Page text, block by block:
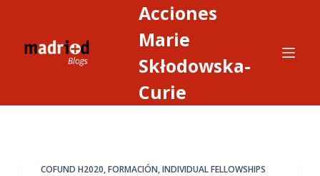
r
Acciones
Marie
Skłodowska-
Curie
COFUND H2020,FORMACIÓN,INDIVIDUAL FELLOWSHIPS